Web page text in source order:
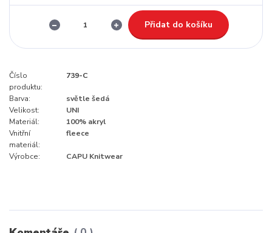
Přidat do košíku
Číslo
produktu:
739-C
Barva:
světle šedá
Velikost:
UNI
Materiál:
100% akryl
Vnitřní
materiál:
fleece
Výrobce: CAPU Knitwear